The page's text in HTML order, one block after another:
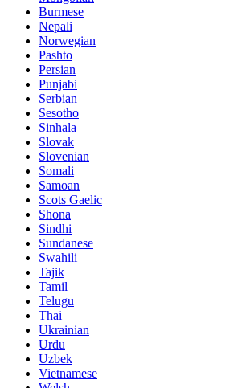
Burmese
Nepali
Norwegian
Pashto
Persian
Punjabi
Serbian
Sesotho
Sinhala
Slovak
Slovenian
Somali
Samoan
Scots Gaelic
Shona
Sindhi
Sundanese
Swahili
Tajik
Tamil
Telugu
Thai
Ukrainian
Urdu
Uzbek
Vietnamese